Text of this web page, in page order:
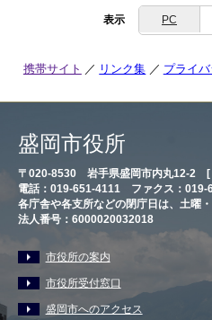
表示 PC
携帯サイト リンク集 プライ
盛岡市役所
〒020-8530 岩手県盛岡市内丸12-2 [
電話：019-651-4111 ファクス：019-
各庁舎や各支所などの閉庁日は、土曜
法人番号：6000020032018
市役所の案内
市役所受付窓口
盛岡市へのアクセス